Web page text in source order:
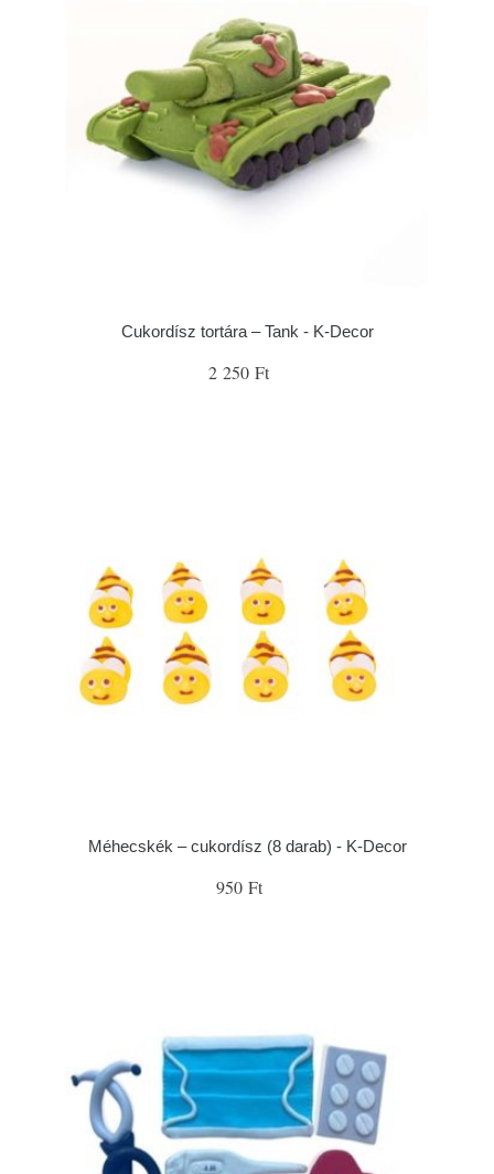
Cukordísz tortára – Tank - K-Decor
2 250 Ft
Méhecskék – cukordísz (8 darab) - K-Decor
950 Ft